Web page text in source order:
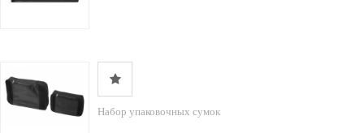
Набор упаковочных сумок